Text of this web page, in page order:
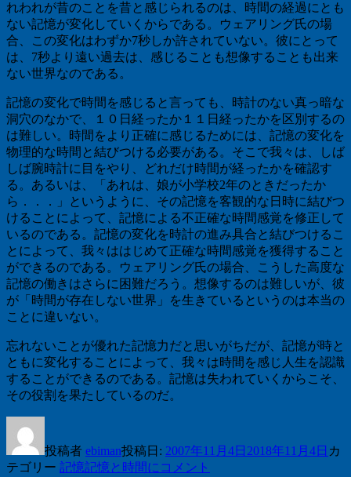
れわれが昔のことを昔と感じられるのは、時間の経過にとも
ない記憶が変化していくからである。ウェアリング氏の場
合、この変化はわずか7秒しか許されていない。彼にとって
は、 7秒より遠い過去は、感じることも想像することも出来
ない世界なのである。
記憶の変化で時間を感じると言っても、時計のない真っ暗な
洞穴のなかで、１０日経ったか１１日経ったかを区別するの
は難しい。時間をより正確に感じるためには、記憶の変化を
物理的な時間と結びつける必要がある。そこで我々は、しば
しば腕時計に目をやり、どれだけ時間が経ったかを確認す
る。あるいは、「あれは、娘が小学校2年のときだったか
ら．．．」というように、その記憶を客観的な日時に結びつ
けることによって、記憶による不正確な時間感覚を修正して
いるのである。記憶の変化を時計の進み具合と結びつけるこ
とによって、我々ははじめて正確な時間感覚を獲得すること
ができるのである。ウェアリング氏の場合、こうした高度な
記憶の働きはさらに困難だろう。想像するのは難しいが、彼
が「時間が存在しない世界」を生きているというのは本当の
ことに違いない。
忘れないことが優れた記憶力だと思いがちだが、記憶が時と
ともに変化することによって、我々は時間を感じ人生を認識
することができるのである。記憶は失われていくからこそ、
その役割を果たしているのだ。
投稿者 ebiman投稿日: 2007年11月4日 2018年11月4日 カ
テゴリー 記憶記憶と時間にコメント